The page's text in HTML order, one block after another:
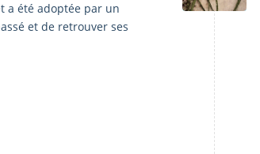
a été adoptée par un
et de retrouver ses